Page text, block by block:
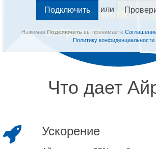
или
Нажимая Подключитьвы принимаете
Политику конфиденциальности.
Что дает
Ускорение